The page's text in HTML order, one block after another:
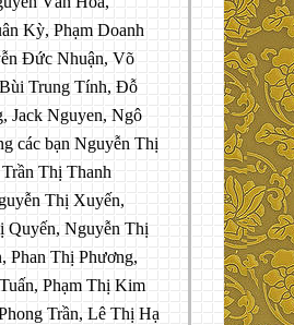
Kỳ, Phạm Doanh
Đức Nhuận, Võ
Trung Tính, Đỗ
Jack Nguyen, Ngô
các bạn Nguyễn Thị
Thị Thanh
Thị Xuyến,
Quyến, Nguyễn Thị
Phan Thị Phương,
Phạm Thị Kim
Trần, Lê Thị Hạ